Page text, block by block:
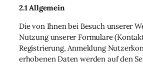
2.1 Allgemein
Die von Ihnen bei Besuch unserer
Nutzung unserer Formulare
Registrierung, Anmeldung
erhobenen Daten werden auf den